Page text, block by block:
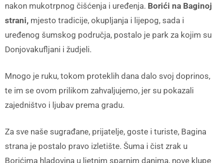
nakon mukotrpnog čišćenja i uređenja. Borići na Baginoj
strani, mjesto tradicije, okupljanja i lijepog, sada i
uređenog šumskog područja, postalo je park za kojim su
Donjovakufljani i žudjeli.
Mnogo je ruku, tokom proteklih dana dalo svoj doprinos,
te im se ovom prilikom zahvaljujemo, jer su pokazali
zajedništvo i ljubav prema gradu.
Za sve naše sugrađane, prijatelje, goste i turiste, Bagina
strana je postalo pravo izletište. Šuma i čist zrak u
Borićima hladovina u ljetnim sparnim danima, nove klupe